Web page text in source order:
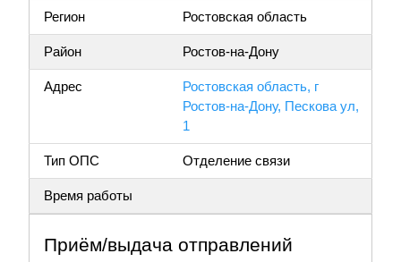
Регион Ростовская область
Район Ростов-на-Дону
Адрес
Ростовская область, г
Ростов-на-Дону, Пескова ул,
1
Тип ОПС Отделение связи
Время работы
Приём/выдача отправлений